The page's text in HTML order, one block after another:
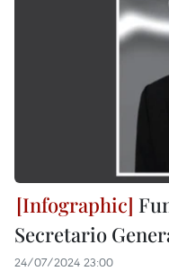
Secretario
24/07/2024 23:00